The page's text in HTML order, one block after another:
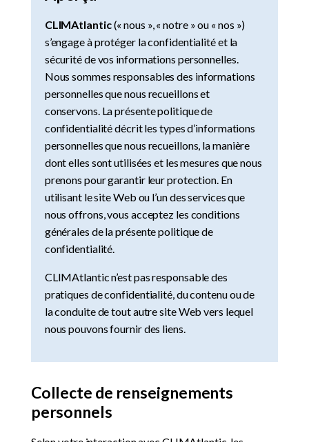
CLIMAtlantic(« nous », « notre » ou « nos »)
s’engage à protéger la confidentialité et la
sécurité de vos informations personnelles.
Nous sommes responsables des informations
personnelles que nous recueillons et
conservons. La présente politique de
confidentialité décrit les types d’informations
personnelles que nous recueillons, la manière
dont elles sont utilisées et les mesures que nous
prenons pour garantir leur protection. En
utilisant le site Web ou l’un des services que
nous offrons, vous acceptez les conditions
générales de la présente politique de
confidentialité.
CLIMAtlantic n’est pas responsable des
pratiques de confidentialité, du contenu ou de
la conduite de tout autre site Web vers lequel
nous pouvons fournir des liens.
Collecte de renseignements
personnels